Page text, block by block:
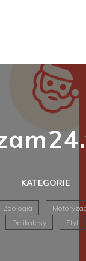
KATEGORIE
Zoologia
Delikatesy
Styl